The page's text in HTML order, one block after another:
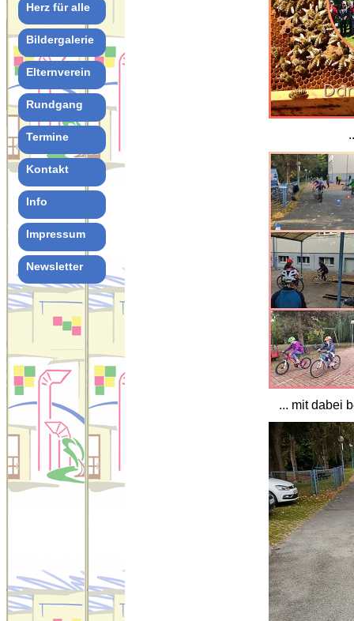
Herz für alle
Bildergalerie
Elternverein
Rundgang
Termine
Kontakt
Info
Impressum
Newsletter
... mit dabei